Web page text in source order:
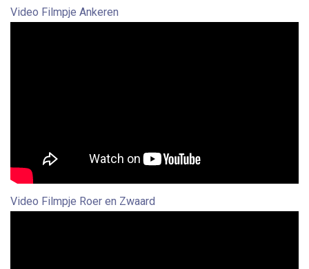
Video Filmpje Ankeren
Video Filmpje Roer en Zwaard